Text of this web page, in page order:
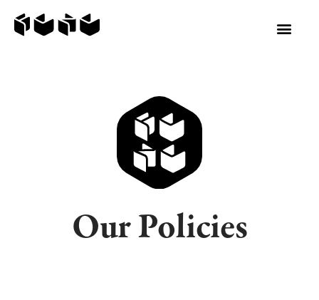
Our Policies